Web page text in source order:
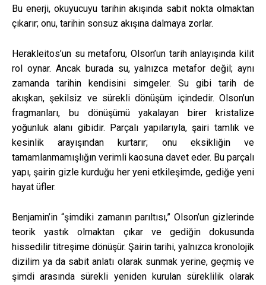
Bu enerji, okuyucuyu tarihin akışında sabit nokta olmaktan
çıkarır; onu, tarihin sonsuz akışına dalmaya zorlar.
Herakleitos’un su metaforu, Olson’un tarih anlayışında kilit
rol oynar. Ancak burada su, yalnızca metafor değil; aynı
zamanda tarihin kendisini simgeler. Su gibi tarih de
akışkan, şekilsiz ve sürekli dönüşüm içindedir. Olson’un
fragmanları, bu dönüşümü yakalayan birer kristalize
yoğunluk alanı gibidir. Parçalı yapılarıyla, şairi tamlık ve
kesinlik arayışından kurtarır; onu eksikliğin ve
tamamlanmamışlığın verimli kaosuna davet eder. Bu parçalı
yapı, şairin gizle kurduğu her yeni etkileşimde, gediğe yeni
hayat üfler.
Benjamin’in “şimdiki zamanın parıltısı,” Olson’un gizlerinde
teorik yastık olmaktan çıkar ve gediğin dokusunda
hissedilir titreşime dönüşür. Şairin tarihi, yalnızca kronolojik
dizilim ya da sabit anlatı olarak sunmak yerine, geçmiş ve
şimdi arasında sürekli yeniden kurulan süreklilik olarak